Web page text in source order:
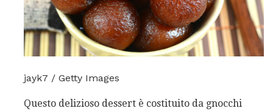
jayk7 / Getty Images
Questo delizioso dessert è costituito da gnocchi